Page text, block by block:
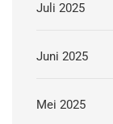
Juli 2025
Juni 2025
Mei 2025